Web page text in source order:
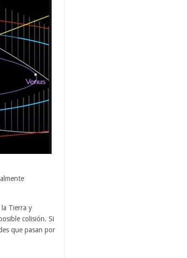
la Tierra y
colisión. Si
que pasan por